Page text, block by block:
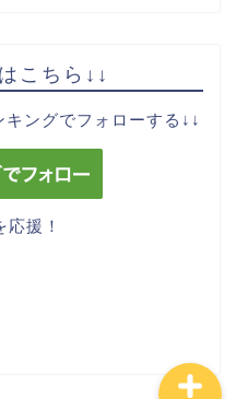
こちら↓↓
ングでフォローする↓↓
援！
お問い合わせ
運営者情報